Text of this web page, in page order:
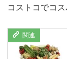
コストコでコ